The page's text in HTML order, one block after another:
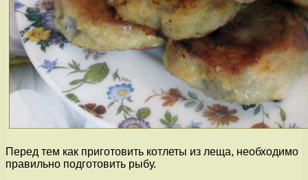
Перед тем как приготовить котлеты из леща, необходимо
правильно подготовить рыбу.